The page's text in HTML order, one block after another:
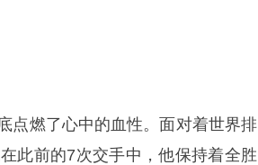
点燃了心中的血性。面对着世界排
此前的7次交手中，他保持着全胜